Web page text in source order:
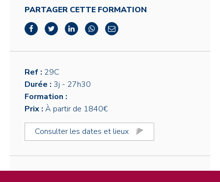
PARTAGER CETTE FORMATION
Ref : 29C
Durée : 3j - 27h30
Formation :
Prix : À partir de 1840€
Consulter les dates et lieux